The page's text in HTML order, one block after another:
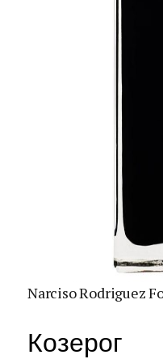
Narciso Rodriguez
Козерог